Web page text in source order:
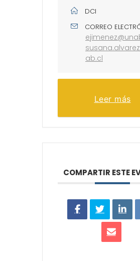
DCI
CORREO
ab.cl
Leer más
COMPARTIR ESTE